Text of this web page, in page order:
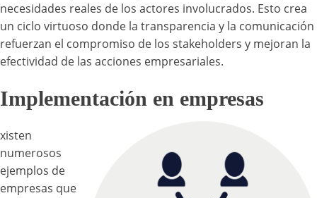
necesidades reales de los actores involucrados. Esto crea
un ciclo virtuoso donde la transparencia y la comunicación
refuerzan el compromiso de los stakeholders y mejoran la
efectividad de las acciones empresariales.
Implementación en empresas
xisten
numerosos
ejemplos de
empresas que